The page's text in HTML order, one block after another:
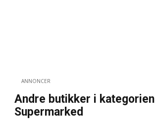
ANNONCER
Andre butikker i kategorien
Supermarked